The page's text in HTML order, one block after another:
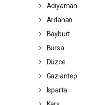
Adıyaman
Ardahan
Bayburt
Bursa
Düzce
Gaziantep
Isparta